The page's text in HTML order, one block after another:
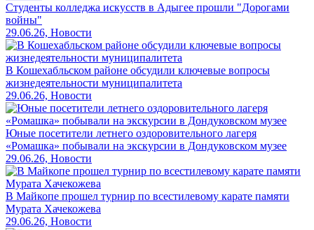
Студенты колледжа искусств в Адыгее прошли "Дорогами
войны"
29.06.26, Новости
В Кошехабльском районе обсудили ключевые вопросы
жизнедеятельности муниципалитета
29.06.26, Новости
Юные посетители летнего оздоровительного лагеря
«Ромашка» побывали на экскурсии в Дондуковском музее
29.06.26, Новости
В Майкопе прошел турнир по всестилевому карате памяти
Мурата Хачекожева
29.06.26, Новости